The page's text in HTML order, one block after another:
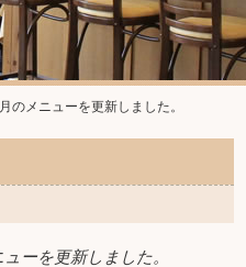
ランチメニュー
今月のメニュー
アラカルトメニュー
のメニューを更新しました。
ーを更新しました。